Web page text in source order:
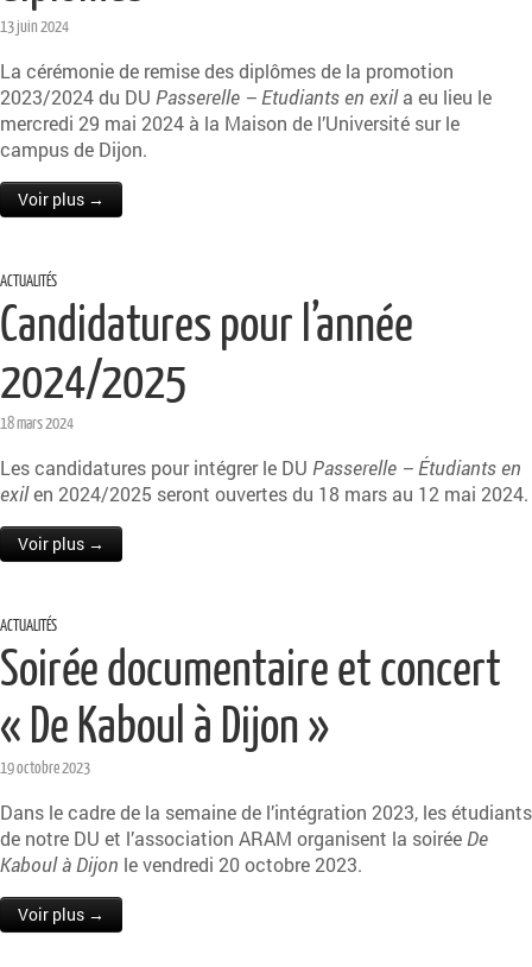
13 juin 2024
La cérémonie de remise des diplômes de la promotion
2023/2024 du DU Passerelle – Etudiants en exila eu lieu le
mercredi 29 mai 2024 à la Maison de l’Université sur le
campus de Dijon.
Voir plus →
ACTUALITÉS
Candidatures pour l’année
2024/2025
18 mars 2024
Les candidatures pour intégrer le DU Passerelle – Étudiants en
exilen 2024/2025 seront ouvertes du 18 mars au 12 mai 2024.
Voir plus →
ACTUALITÉS
Soirée documentaire et concert
« De Kaboul à Dijon »
19 octobre 2023
Dans le cadre de la semaine de l’intégration 2023, les étudiants
de notre DU et l’association ARAM organisent la soirée De
Kaboul à Dijon le vendredi 20 octobre 2023.
Voir plus →